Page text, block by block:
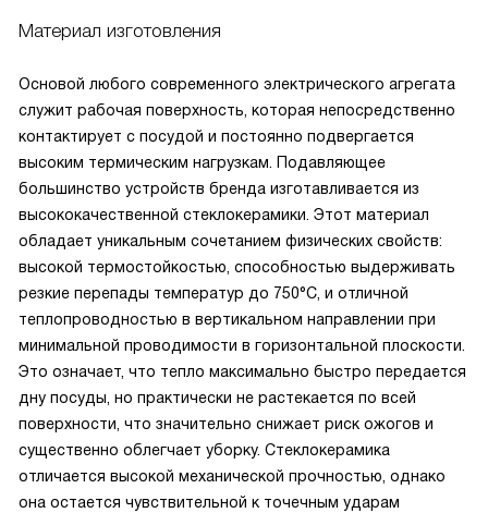
Материал изготовления
Основой любого современного электрического агрегата
служит рабочая поверхность, которая непосредственно
контактирует с посудой и постоянно подвергается
высоким термическим нагрузкам. Подавляющее
большинство устройств бренда изготавливается из
высококачественной стеклокерамики. Этот материал
обладает уникальным сочетанием физических свойств:
высокой термостойкостью, способностью выдерживать
резкие перепады температур до 750°C, и отличной
теплопроводностью в вертикальном направлении при
минимальной проводимости в горизонтальной плоскости.
Это означает, что тепло максимально быстро передается
дну посуды, но практически не растекается по всей
поверхности, что значительно снижает риск ожогов и
существенно облегчает уборку. Стеклокерамика
отличается высокой механической прочностью, однако
она остается чувствительной к точечным ударам